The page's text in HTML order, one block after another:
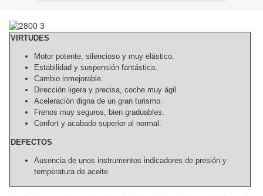
VIRTUDES
Motor potente, silencioso y muy elástico.
Estabilidad y suspensión fantástica.
Cambio inmejorable.
Dirección ligera y precisa, coche muy ágil.
Aceleración digna de un gran turismo.
Frenos muy seguros, bien graduables.
Confort y acabado superior al normal.
DEFECTOS
Ausencia de unos instrumentos indicadores de presión y
temperatura de aceite.